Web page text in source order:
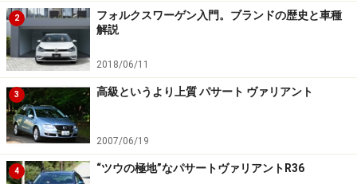
ッチシステム）を組み合わせた。パワートレイン選択で
悩むな、もまた、最新実用車のトレンドだろう。もっと
も、クルマ選びの楽しさがひとつ減った、とも言えるけ
れど。
乗用車タイプのスィングドアを採用するが、それ以外の
使い勝手、たとえばシートアレンジなどは、機能を実用
に絞り込んだ使い勝手の工夫で、国産ミニバンと遜色な
2
フォルクスワーゲン入門。ブランドの歴史と車種
解説
2018/06/11
3 高級というより上質 パサート ヴァリアント
2007/06/19
4 “ツウの極地”なパサートヴァリアントR36